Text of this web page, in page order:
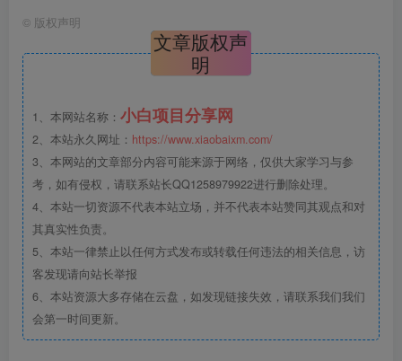
© 版权声明
文章版权声
明
1、本网站名称： 小白项目分享网
2、本站永久网址： https://www.xiaobaixm.com/
3、本网站的文章部分内容可能来源于网络，仅供大家学习与参
考，如有侵权，请联系站长QQ1258979922进行删除处理。
4、本站一切资源不代表本站立场，并不代表本站赞同其观点和对
其真实性负责。
5、本站一律禁止以任何方式发布或转载任何违法的相关信息，访
客发现请向站长举报
6、本站资源大多存储在云盘，如发现链接失效，请联系我们我们
会第一时间更新。